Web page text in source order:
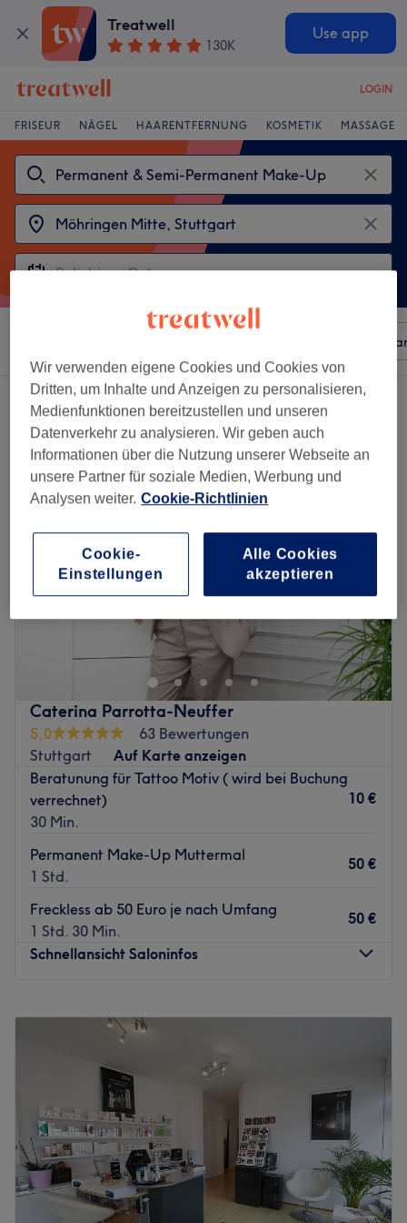
Treatwell
130K
Use app
LOGIN
FRISEUR NÄGEL HAARENTFERNUNG KOSMETIK MASSAGE
2 Salons die anbieten:
permanent & semi-permanent make-up in der Nähe von Möhringen
Mitte, Stuttgart
Caterina Parrotta-Neuffer
5,0
63 Bewertungen
Stuttgart
Auf Karte anzeigen
Beratunung für Tattoo Motiv ( wird bei Buchung
verrechnet)
30 Min.
10 €
Permanent Make-Up Muttermal
1 Std.
50 €
Freckless ab 50 Euro je nach Umfang
1 Std. 30 Min.
50 €
Schnellansicht Saloninfos
Donnerstag
–19:00
Samstag
10:30
17:00
Sonntag
Geschlossen
Caterina Parrotta-Neuffer ist ein renommiertes
Kosmetikstudio, das sich in der schönen Stadt Stuttgart
Wir verwenden eigene Cookies und Cookies von
Dritten, um Inhalte und Anzeigen zu personalisieren,
Medienfunktionen bereitzustellen und unseren
Datenverkehr zu analysieren. Wir geben auch
Informationen über die Nutzung unserer Webseite an
unsere Partner für soziale Medien, Werbung und
Analysen weiter. Cookie-Richtlinien
Cookie-
Einstellungen
Alle Cookies
akzeptieren